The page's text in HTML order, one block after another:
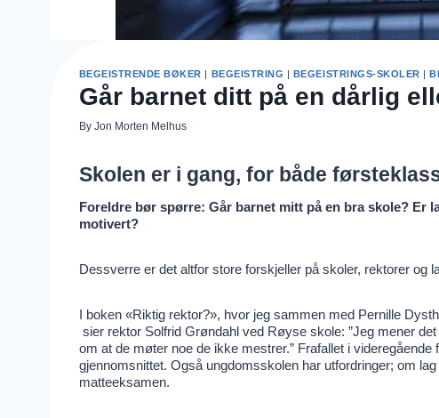
BEGEISTRENDE BØKER | BEGEISTRING | BEGEISTRINGS-SKOLER |
Går barnet ditt på en dårlig
By Jon Morten Melhus
Skolen er i gang, for både
Foreldre bør spørre: Går barnet mitt på en bra skole?
motivert?
Dessverre er det altfor store forskjeller på skoler, rektorer og
I boken «Riktig rektor?», hvor jeg sammen med Pernille
sier rektor Solfrid Grøndahl ved Røyse skole: ”Jeg mener
om at de møter noe de ikke mestrer.” Frafallet i
gjennomsnittet. Også ungdomsskolen har utfordringer; om
matteeksamen.